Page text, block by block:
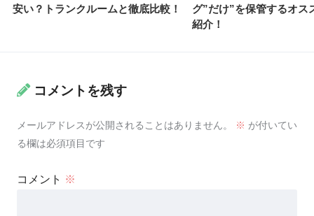
安い？トランクルームと徹底比較！
グ”だけ”を保管するオス
紹介！
コメントを残す
メールアドレスが公開されることはありません。 ※ が付いてい
る欄は必須項目です
コメント ※